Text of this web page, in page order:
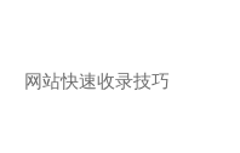
网站快速收录技巧